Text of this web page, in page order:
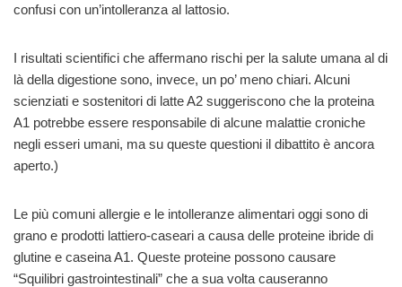
confusi con un’intolleranza al lattosio.
I risultati scientifici che affermano rischi per la salute umana al di
là della digestione sono, invece, un po’ meno chiari. Alcuni
scienziati e sostenitori di latte A2 suggeriscono che la proteina
A1 potrebbe essere responsabile di alcune malattie croniche
negli esseri umani, ma su queste questioni il dibattito è ancora
aperto.)
Le più comuni allergie e le intolleranze alimentari oggi sono di
grano e prodotti lattiero-caseari a causa delle proteine ibride di
glutine e caseina A1. Queste proteine possono causare
“Squilibri gastrointestinali” che a sua volta causeranno